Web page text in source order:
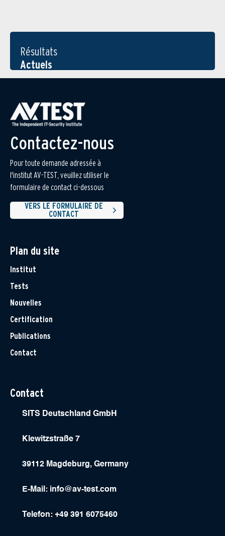
Résultats
Actuels
Contactez-nous
Pour toute demande adressée à
l'institut AV-TEST, veuillez utiliser le
formulaire de contact ci-dessous
VERS LE FORMULAIRE DE
CONTACT
Plan du site
Institut
Tests
Nouvelles
Certification
Publications
Contact
Contact
SITS Deutschland GmbH
Klewitzstraße 7
39112 Magdeburg, Germany
E-Mail: info@av-test.com
Telefon: +49 391 6075460